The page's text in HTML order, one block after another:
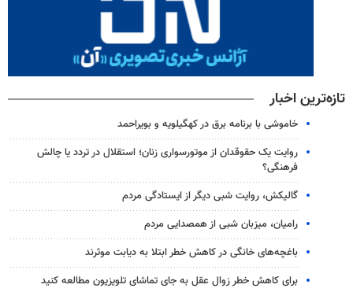
تازه‌ترین اخبار
خاموشی با برنامه برق در کهگیلویه و بویراحمد
روایت یک حقوقدان از موتورسواری زنان؛ استقلال در تردد یا چالش
فرهنگی؟
گالیکش، روایت شبی دیگر از ایستادگی مردم
رامیان، میزبان شبی از همصدایی مردم
باغچه‌های خانگی در کاهش خطر ابتلا به دیابت موثرند
برای کاهش خطر زوال عقل به جای تماشای تلویزیون مطالعه کنید